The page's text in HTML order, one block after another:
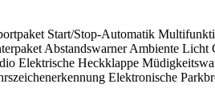
Start/Stop-Automatik
Abstandswarner Ambiente
Elektrische Heckklappe
Elektronische